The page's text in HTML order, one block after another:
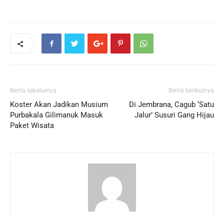
Berita sebelumya
Koster Akan Jadikan Musium
Purbakala Gilimanuk Masuk
Paket Wisata
Berita berikutnya
Di Jembrana, Cagub ‘Satu
Jalur’ Susuri Gang Hijau